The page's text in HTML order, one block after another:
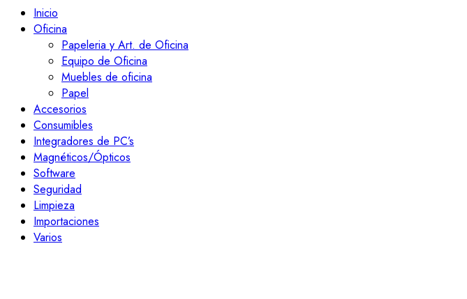
Inicio
Oficina
Papeleria y Art. de Oficina
Equipo de Oficina
Muebles de oficina
Papel
Accesorios
Consumibles
Integradores de PC’s
Magnéticos/Ópticos
Software
Seguridad
Limpieza
Importaciones
Varios